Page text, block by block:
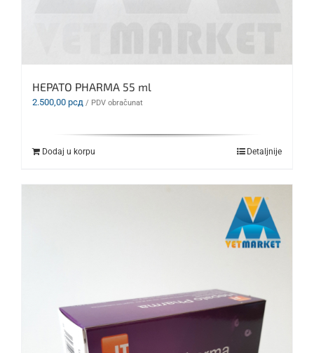
HEPATO PHARMA 55 ml
2.500,00 рсд / PDV obračunat
Dodaj u korpu Detaljnije